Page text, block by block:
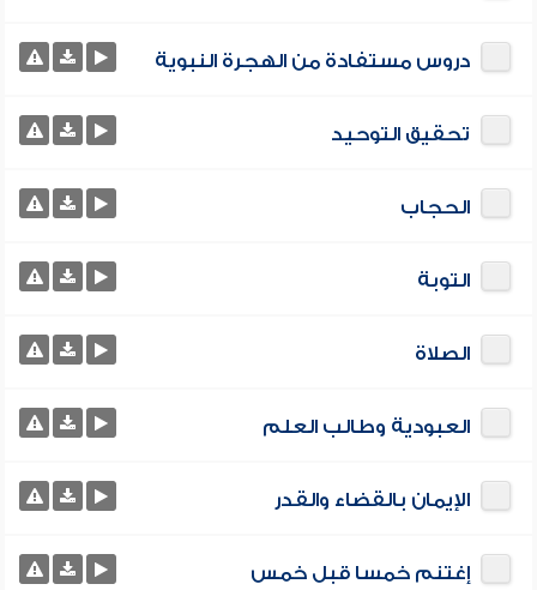
دروس مستفادة من الهجرة النبوية
تحقيق التوحيد
الحجاب
التوبة
الصلاة
العبودية وطالب العلم
الإيمان بالقضاء والقدر
إغتنم خمسا قبل خمس